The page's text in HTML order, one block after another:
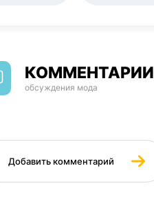
КОММЕНТАРИИ
обсуждения мода
Добавить комментарий